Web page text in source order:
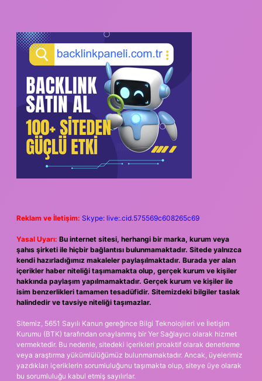
Reklam ve İletişim: Skype: live:.cid.575569c608265c69
Yasal Uyarı: Bu internet sitesi, herhangi bir marka, kurum veya
şahıs şirketi ile hiçbir bağlantısı bulunmamaktadır. Sitede yalnızca
kendi hazırladığımız makaleler paylaşılmaktadır. Burada yer alan
içerikler haber niteliği taşımamakta olup, gerçek kurum ve kişiler
hakkında paylaşım yapılmamaktadır. Gerçek kurum ve kişiler ile
isim benzerlikleri tamamen tesadüfidir. Sitemizdeki bilgiler taslak
halindedir ve tavsiye niteliği taşımazlar.
Sitemiz, 5651 Sayılı Kanun gereğince Bilgi Teknolojileri ve İletişim
Kurumu (BTK) tarafından onaylanmış bir Yer Sağlayıcı olarak hizmet
vermektedir. Bu nedenle, sitedeki içerikleri proaktif olarak denetleme
veya araştırma yükümlülüğümüz bulunmamaktadır. Ancak, üyelerimiz
yazdıkları içeriklerin sorumluluğunu taşımakta olup, siteye üye olarak
bu sorumluluğu kabul etmiş sayılırlar.